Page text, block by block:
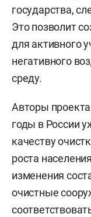
государства,
Это позволит
для активного
негативного
среду.
Авторы
годы в России
качеству
роста
изменения
очистные